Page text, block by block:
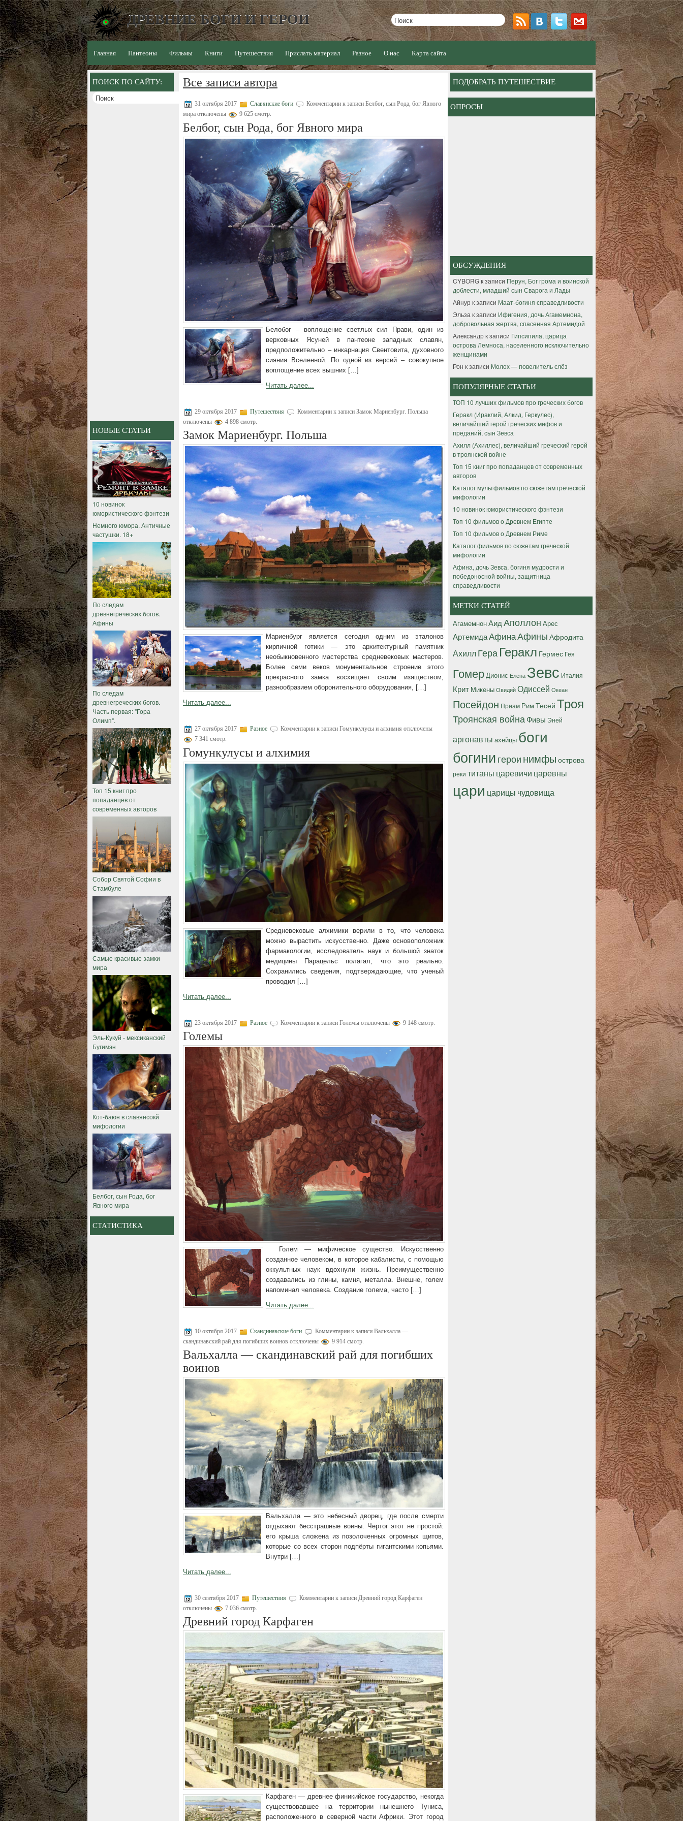
ДРЕВНИЕ БОГИ И ГЕРОИ
Главная Пантеоны Фильмы Книги Путешествия Прислать материал Разное О нас Карта сайта
ПОИСК ПО САЙТУ:
НОВЫЕ СТАТЬИ
10 новинок
юмористического фэнтези
Немного юмора. Античные
частушки. 18+
По следам
древнегреческих богов.
Афины
По следам
древнегреческих богов.
Часть первая: "Гора
Олимп".
Топ 15 книг про
попаданцев от
современных авторов
Собор Святой Софии в
Стамбуле
Самые красивые замки
мира
Эль-Кукуй - мексиканский
Бугимэн
Кот-баюн в славянсокй
мифологии
Белбог, сын Рода, бог
Явного мира
СТАТИСТИКА
Все записи автора
31 октября 2017 Славянские боги Комментарии к записи Белбог, сын Рода, бог Явного
мира отключены 9 625 смотр.
Белбог, сын Рода, бог Явного мира
Белобог – воплощение светлых сил Прави, один из
верховных Ясуней в пантеоне западных славян,
предположительно – инкарнация Свентовита, духовного
сияния Вселенной. По одной из версий – совокупное
воплощение всех вышних […]
Читать далее...
29 октября 2017 Путешествия Комментарии к записи Замок Мариенбург. Польша
отключены
4 898 смотр.
Замок Мариенбург. Польша
Мариенбург является сегодня одним из эталонов
кирпичной готики — это архитектурный памятник
необыкновенного мастерства средневековых мастеров.
Более семи веков монументальное строение этого
прекрасного замка восхищает своим изяществом,
разнообразием оборонительного оборудования, […]
Читать далее...
27 октября 2017 Разное Комментарии к записи Гомункулусы и алхимия отключены
7 341 смотр.
Гомункулусы и алхимия
Средневековые алхимики верили в то, что человека
можно вырастить искусственно. Даже основоположник
фармакологии, исследователь наук и большой знаток
медицины Парацельс полагал, что это реально.
Сохранились сведения, подтверждающие, что ученый
проводил […]
Читать далее...
23 октября 2017 Разное Комментарии к записи Големы отключены 9 148 смотр.
Големы
Голем — мифическое существо. Искусственно
созданное человеком, в которое кабалисты, с помощью
оккультных наук вдохнули жизнь. Преимущественно
создавались из глины, камня, металла. Внешне, голем
напоминал человека. Создание голема, часто […]
Читать далее...
10 октября 2017 Скандинавские боги Комментарии к записи Вальхалла —
скандинавский рай для погибших воинов отключены 9 914 смотр.
Вальхалла — скандинавский рай для погибших
воинов
Вальхалла — это небесный дворец, где после смерти
отдыхают бесстрашные воины. Чертог этот не простой:
его крыша сложена из позолоченных огромных щитов,
которые со всех сторон подпёрты гигантскими копьями.
Внутри […]
Читать далее...
30 сентября 2017 Путешествия Комментарии к записи Древний город Карфаген
отключены
7 036 смотр.
Древний город Карфаген
Карфаген — древнее финикийское государство, некогда
существовавшее на территории нынешнего Туниса,
расположенного в северной части Африки. Этот город
ПОДОБРАТЬ ПУТЕШЕСТВИЕ
ОПРОСЫ
ОБСУЖДЕНИЯ
CYBORGк записи Перун, Бог грома и воинской
доблести, младший сын Сварога и Лады
Айнурк записи Маат-богиня справедливости
Эльза к записи Ифигения, дочь Агамемнона,
добровольная жертва, спасенная Артемидой
Александрк записи Гипсипила, царица
острова Лемноса, населенного исключительно
женщинами
Рон к записи Молох — повелитель слёз
ПОПУЛЯРНЫЕ СТАТЬИ
ТОП 10 лучших фильмов про греческих богов
Геракл (Ираклий, Алкид, Геркулес),
величайший герой греческих мифов и
преданий, сын Зевса
Ахилл (Ахиллес), величайший греческий герой
в троянской войне
Топ 15 книг про попаданцев от современных
авторов
Каталог мультфильмов по сюжетам греческой
мифологии
10 новинок юмористического фэнтези
Топ 10 фильмов о Древнем Египте
Топ 10 фильмов о Древнем Риме
Каталог фильмов по сюжетам греческой
мифологии
Афина, дочь Зевса, богиня мудрости и
победоносной войны, защитница
справедливости
МЕТКИ СТАТЕЙ
АгамемнонАидАполлон Арес
АртемидаАфинаАфины Афродита
АхиллГера Геракл Гермес Гея
ГомерДионис Елена Зевс Италия
Крит Микены Овидий Одиссей Океан
Посейдон Приам Рим Тесей Троя
Троянская войнаФивы Эней
аргонавты ахейцы боги
богинигероинимфы острова
реки титаны царевичи царевны
цари царицы чудовища